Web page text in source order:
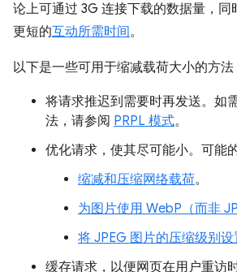
论上可通过 3G 连接下载的数据量，同
更短的互动所需时间。
以下是一些可用于缩减载荷大小的方法
将请求推迟到需要时再发送。如
法，请参阅 PRPL 模式。
优化请求，使其尽可能小。可能
缩减和压缩网络载荷。
为图片使用 WebP（而非
将 JPEG 图片的压缩级别设
缓存请求，以便网页在用户重访